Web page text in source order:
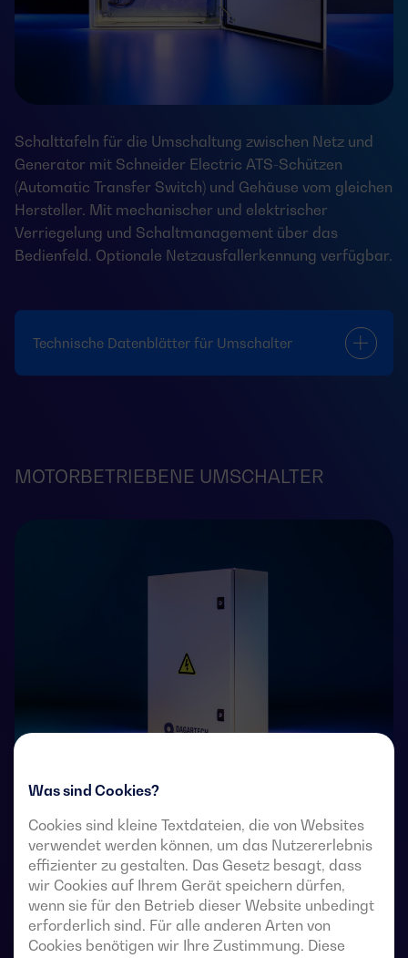
Was sind Cookies?
Cookies sind kleine Textdateien, die von Websites
verwendet werden können, um das Nutzererlebnis
effizienter zu gestalten. Das Gesetz besagt, dass
wir Cookies auf Ihrem Gerät speichern dürfen,
wenn sie für den Betrieb dieser Website unbedingt
erforderlich sind. Für alle anderen Arten von
Cookies benötigen wir Ihre Zustimmung. Diese
Schalttafeln für die Umschaltung zwischen Netz und
Generator mit Schneider Electric ATS-Schützen
(Automatic Transfer Switch) und Gehäuse vom gleichen
Hersteller. Mit mechanischer und elektrischer
Verriegelung und Schaltmanagement über das
Bedienfeld. Optionale Netzausfallerkennung verfügbar.
Technische Datenblätter für Umschalter
MOTORBETRIEBENE UMSCHALTER
Unterbrechung. Sie ermöglichen die Lastumschaltung
von zwei Drehstromquellen über potentialfreie
Fernkontakte von einer externen automatischen
Steuerung mit Impulslogik oder einem Schalter.
Sie sind für den Einsatz in Niederspannungs-